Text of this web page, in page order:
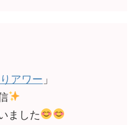
アワー 」
ました